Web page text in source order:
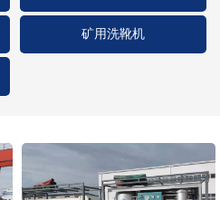
1
矿用洗靴机